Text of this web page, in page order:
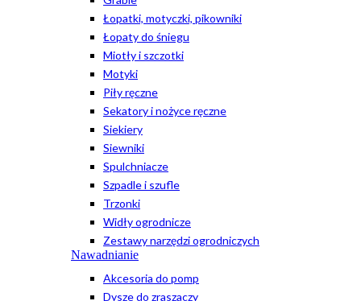
Łopatki, motyczki, pikowniki
Łopaty do śniegu
Miotły i szczotki
Motyki
Piły ręczne
Sekatory i nożyce ręczne
Siekiery
Siewniki
Spulchniacze
Szpadle i szufle
Trzonki
Widły ogrodnicze
Zestawy narzędzi ogrodniczych
Nawadnianie
Akcesoria do pomp
Dysze do zraszaczy